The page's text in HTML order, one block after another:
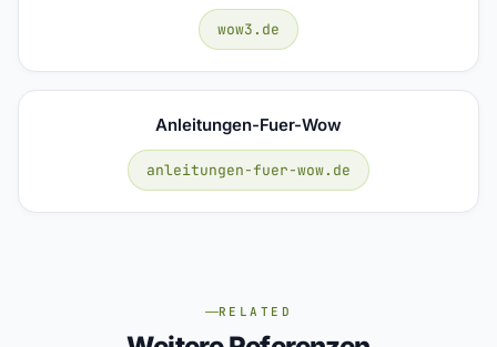
wow3.de
Anleitungen-Fuer-Wow
anleitungen-fuer-wow.de
RELATED